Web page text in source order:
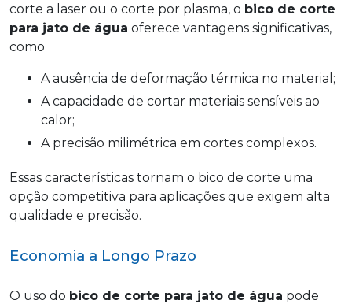
corte a laser ou o corte por plasma, o bico de corte
para jato de água oferece vantagens significativas,
como
a ausência de deformação térmica no material;
a capacidade de cortar materiais sensíveis ao
calor;
a precisão milimétrica em cortes complexos.
Essas características tornam o bico de corte uma
opção competitiva para aplicações que exigem alta
qualidade e precisão.
Economia a Longo Prazo
O uso do bico de corte para jato de água pode